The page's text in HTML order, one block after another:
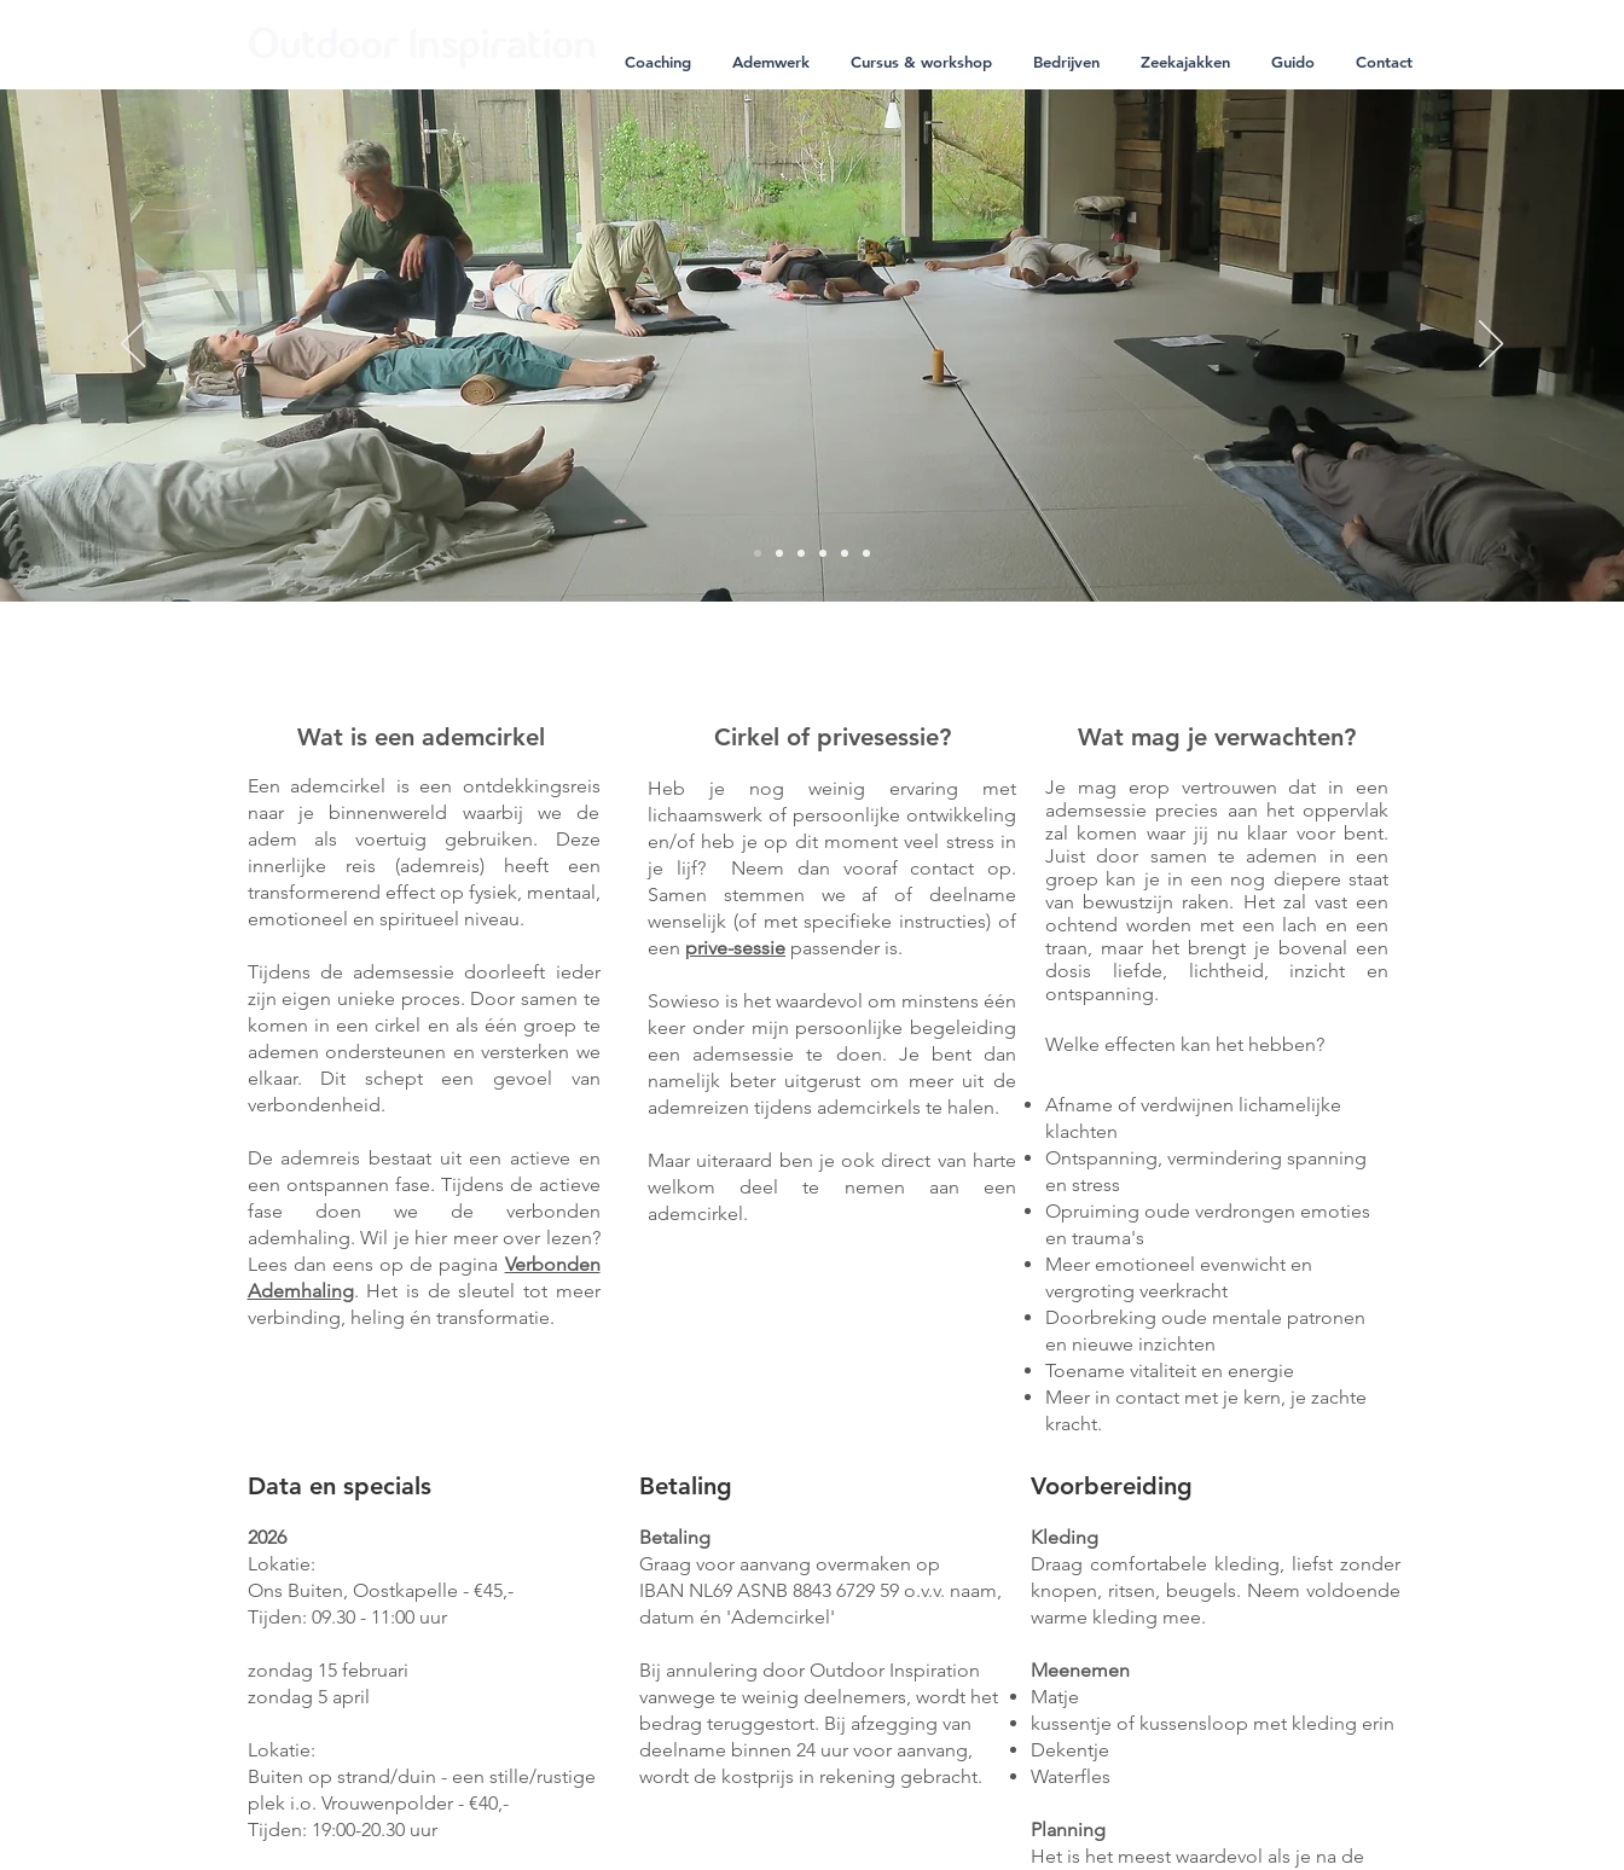
Coaching Ademwerk Cursus & workshop Bedrijven Zeekajakken Guido Contact
Wat is een ademcirkel
Een ademcirkel is een ontdekkingsreis
naar je binnenwereld waarbij we de
adem als voertuig gebruiken. Deze
innerlijke reis (ademreis) heeft een
transformerend effect op fysiek, mentaal,
emotioneel en spiritueel niveau.
Tijdens de ademsessie doorleeft ieder
zijn eigen unieke proces. Door samen te
komen in een cirkel en als één groep te
ademen ondersteunen en versterken we
elkaar. Dit schept een gevoel van
verbondenheid.
De ademreis bestaat uit een actieve en
een ontspannen fase. Tijdens de actieve
fase doen we de verbonden
ademhaling. Wil je hier meer over lezen?
Lees dan eens op de pagina Verbonden
Ademhaling. Het is de sleutel tot meer
verbinding, heling én transformatie.
Heb je nog weinig ervaring met
lichaamswerk of persoonlijke ontwikkeling
en/of heb je op dit moment veel stress in
je lijf? Neem dan vooraf contact op.
Samen stemmen we af of deelname
wenselijk (of met specifieke instructies) of
een prive-sessie passender is.
Sowieso is het waardevol om minstens één
keer onder mijn persoonlijke begeleiding
een ademsessie te doen. Je bent dan
namelijk beter uitgerust om meer uit de
ademreizen tijdens ademcirkels te halen.
Maar uiteraard ben je ook direct van harte
welkom deel te nemen aan een
ademcirkel.
Je mag erop vertrouwen dat in een
ademsessie precies aan het oppervlak
zal komen waar jij nu klaar voor bent.
Juist door samen te ademen in een
groep kan je in een nog diepere staat
van bewustzijn raken. Het zal vast een
ochtend worden met een lach en een
traan, maar het brengt je bovenal een
dosis liefde, lichtheid, inzicht en
ontspanning.
Welke effecten kan het hebben?
Afname of verdwijnen lichamelijke
klachten
Ontspanning, vermindering spanning
en stress
Opruiming oude verdrongen emoties
en trauma's
Meer emotioneel evenwicht en
vergroting veerkracht
Doorbreking oude mentale patronen
en nieuwe inzichten
Toename vitaliteit en energie
Meer in contact met je kern, je zachte
kracht.
Cirkel of privesessie? Wat mag je verwachten?
Data en specials
2026
Lokatie:
Ons Buiten, Oostkapelle - €45,-
​Tijden: 09.30 - 11:00 uur
zondag 15 februari
zondag 5 april
Lokatie:
Buiten op strand/duin - een stille/rustige
plek i.o. Vrouwenpolder - €40,-
Tijden: 19:00-20.30 uur​
Betaling
Betaling
Graag voor aanvang overmaken op
IBAN NL69 ASNB 8843 6729 59 o.v.v. naam,
datum én 'Ademcirkel'
Bij annulering door Outdoor Inspiration
vanwege te weinig deelnemers, wordt het
bedrag teruggestort. Bij afzegging van
deelname binnen 24 uur voor aanvang,
wordt de kostprijs in rekening gebracht.
Voorbereiding
Kleding
Draag comfortabele kleding, liefst zonder
knopen, ritsen, beugels. Neem voldoende
warme kleding mee.
Meenemen
Matje
kussentje of kussensloop met kleding erin
Dekentje
Waterfles
Planning
Het is het meest waardevol als je na de